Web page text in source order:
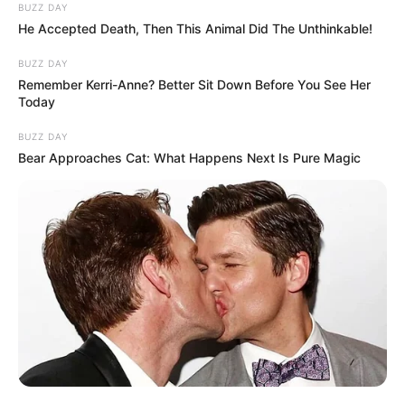
BUZZ DAY
He Accepted Death, Then This Animal Did The Unthinkable!
BUZZ DAY
Remember Kerri-Anne? Better Sit Down Before You See Her
Today
BUZZ DAY
Bear Approaches Cat: What Happens Next Is Pure Magic